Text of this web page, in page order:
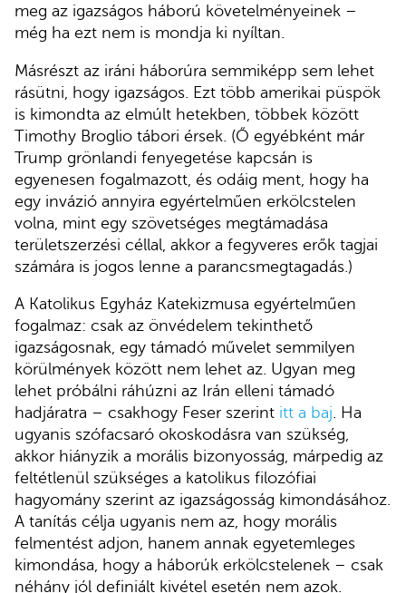
meg az igazságos háború követelményeinek –
még ha ezt nem is mondja ki nyíltan.
Másrészt az iráni háborúra semmiképp sem lehet
rásütni, hogy igazságos. Ezt több amerikai püspök
is kimondta az elmúlt hetekben, többek között
Timothy Broglio tábori érsek. (Ő egyébként már
Trump grönlandi fenyegetése kapcsán is
egyenesen fogalmazott, és odáig ment, hogy ha
egy invázió annyira egyértelműen erkölcstelen
volna, mint egy szövetséges megtámadása
területszerzési céllal, akkor a fegyveres erők tagjai
számára is jogos lenne a parancsmegtagadás.)
A Katolikus Egyház Katekizmusa egyértelműen
fogalmaz: csak az önvédelem tekinthető
igazságosnak, egy támadó művelet semmilyen
körülmények között nem lehet az. Ugyan meg
lehet próbálni ráhúzni az Irán elleni támadó
hadjáratra – csakhogy Feser szerint itt a baj. Ha
ugyanis szófacsaró okoskodásra van szükség,
akkor hiányzik a morális bizonyosság, márpedig az
feltétlenül szükséges a katolikus filozófiai
hagyomány szerint az igazságosság kimondásához.
A tanítás célja ugyanis nem az, hogy morális
felmentést adjon, hanem annak egyetemleges
kimondása, hogy a háborúk erkölcstelenek – csak
néhány jól definiált kivétel esetén nem azok.